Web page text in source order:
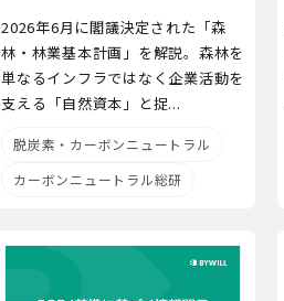
2026年6月に閣議決定された「森
林・林業基本計画」を解説。森林を
単なるインフラではなく企業活動を
支える「自然資本」と捉...
脱炭素・カーボンニュートラル
カーボンニュートラル総研